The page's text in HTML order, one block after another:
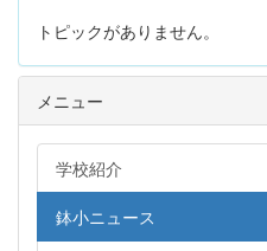
トピックがありません。
メニュー
学校紹介
鉢小ニュース